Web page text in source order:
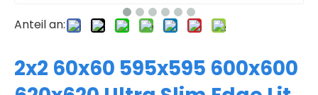
Anteil an:
2x2 60x60 595x595 600x600